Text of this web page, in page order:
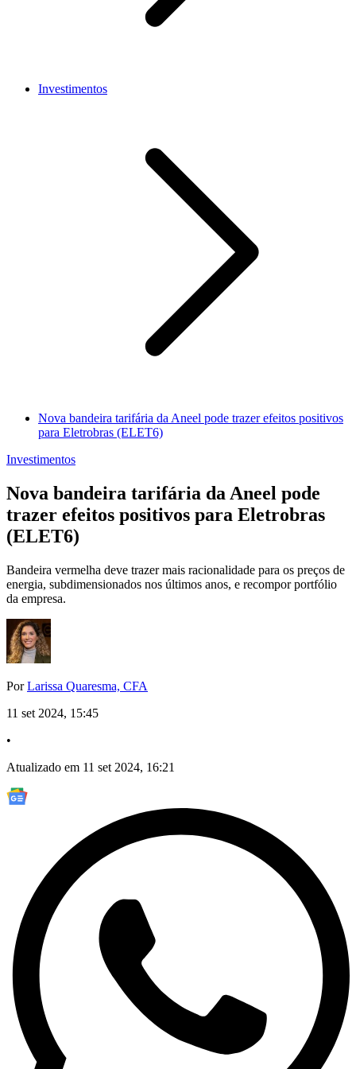
Investimentos
Nova bandeira tarifária da Aneel pode trazer efeitos positivos
para Eletrobras (ELET6)
Investimentos
Nova bandeira tarifária da Aneel pode
trazer efeitos positivos para Eletrobras
(ELET6)
Bandeira vermelha deve trazer mais racionalidade para os preços de
energia, subdimensionados nos últimos anos, e recompor portfólio
da empresa.
PorLarissa Quaresma, CFA
11 set 2024, 15:45
•
Atualizado em 11 set 2024, 16:21